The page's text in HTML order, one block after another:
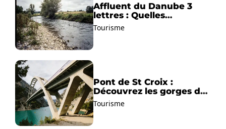
Affluent du Danube 3
lettres : Quelles
solutions trouver ?
Tourisme
Pont de St Croix :
Découvrez les gorges du
Verdon !
Tourisme